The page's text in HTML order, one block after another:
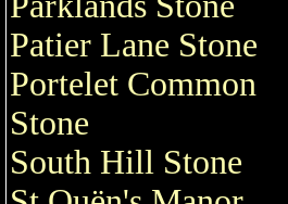
Patier Lane Stone
Portelet Common
Stone
South Hill Stone